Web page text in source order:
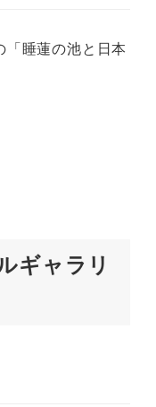
「睡蓮の池と日本
ギャラリ